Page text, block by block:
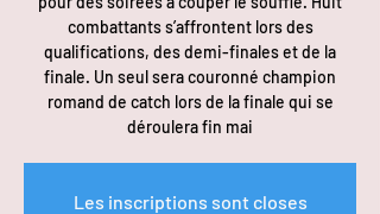
combattants s’affrontent lors des
qualifications, des demi-finales et de la
finale. Un seul sera couronné champion
romand de catch lors de la finale qui se
déroulera fin mai
Les inscriptions sont closes